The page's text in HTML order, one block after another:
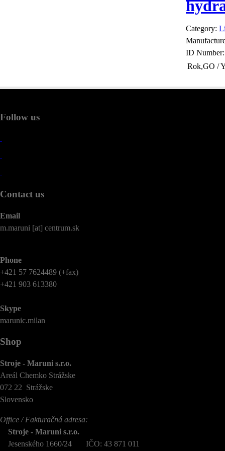
Category:
ID Number:
Rok,GO /
Follow us
Contact us
Email
m.maruni [at] centrum.sk
Phone
+421 57 7624489 (+fax)
+421 903 613380
Skype
marunic.milan
Shop
Stroje - Maruni s.r.o.
Areál Chemko Strážske
072 22 Strážske
Slovensko
Office / Fakturačná adresa:
Stroje - Maruni s.r.o.
Jesenského 1660/24 IČO: 43 871 011